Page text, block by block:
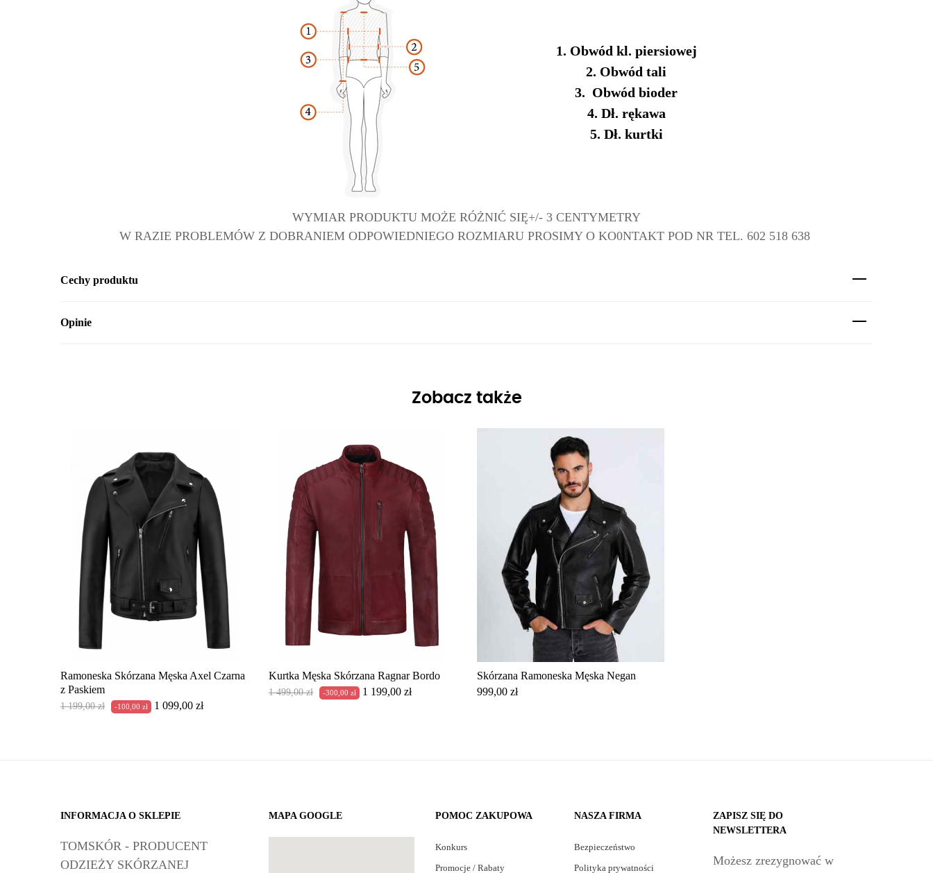
1. Obwód kl. piersiowej
2. Obwód tali
3. Obwód bioder
4. Dł. rękawa
5. Dł. kurtki
WYMIAR PRODUKTU MOŻE RÓŻNIĆ SIĘ+/- 3 CENTYMETRY
W RAZIE PROBLEMÓW Z DOBRANIEM ODPOWIEDNIEGO ROZMIARU PROSIMY O KO0NTAKT POD NR TEL. 602 518 638
Cechy produktu
Opinie
Zobacz także
Ramoneska Skórzana Męska Axel Czarna
z Paskiem
Cena
1 199,00 zł -100,00 zł Cena
1 099,00 zł
Kurtka Męska Skórzana Ragnar Bordo
Cena
1 499,00 zł -300,00 zł Cena
1 199,00 zł
Skórzana Ramoneska Męska Negan
Cena
999,00 zł
INFORMACJA O SKLEPIE
TOMSKÓR - PRODUCENT
ODZIEŻY SKÓRZANEJ
MAPA GOOGLE POMOC ZAKUPOWA
Konkurs
Promocje / Rabaty
NASZA FIRMA
Bezpieczeństwo
Polityka prywatności
ZAPISZ SIĘ DO
NEWSLETTERA
Możesz zrezygnować w